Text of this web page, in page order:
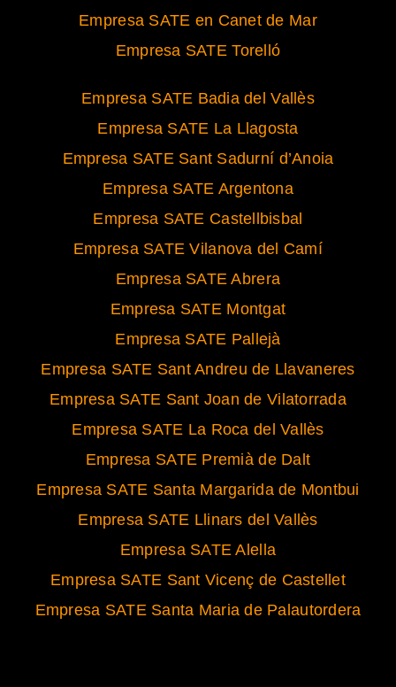
Empresa SATE en Canet de Mar
Empresa SATE Torelló
Empresa SATE Badia del Vallès
Empresa SATE La Llagosta
Empresa SATE Sant Sadurní d’Anoia
Empresa SATE Argentona
Empresa SATE Castellbisbal
Empresa SATE Vilanova del Camí
Empresa SATE Abrera
Empresa SATE Montgat
Empresa SATE Pallejà
Empresa SATE Sant Andreu de Llavaneres
Empresa SATE Sant Joan de Vilatorrada
Empresa SATE La Roca del Vallès
Empresa SATE Premià de Dalt
Empresa SATE Santa Margarida de Montbui
Empresa SATE Llinars del Vallès
Empresa SATE Alella
Empresa SATE Sant Vicenç de Castellet
Empresa SATE Santa Maria de Palautordera